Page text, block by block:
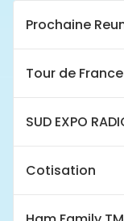
Prochaine
Tour de
SUD EXPO
Cotisation